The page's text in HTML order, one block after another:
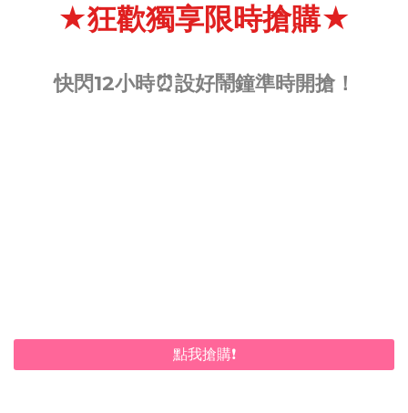
★狂歡獨享限時搶購★
快閃12小時⏰設好鬧鐘準時開搶！
點我搶購❗️